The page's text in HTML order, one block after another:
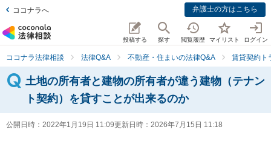
ココナラへ 弁護士の方はこちら
投稿する 探す 閲覧履歴 マイリスト ログイン
ココナラ法律相談 法律Q&A 不動産・住まいの法律Q&A 賃貸契約ト
土地の所有者と建物の所有者が違う建物（テナン
ト契約）を貸すことが出来るのか
公開日時： 2022年1月19日 11:09更新日時： 2026年7月15日 11:18